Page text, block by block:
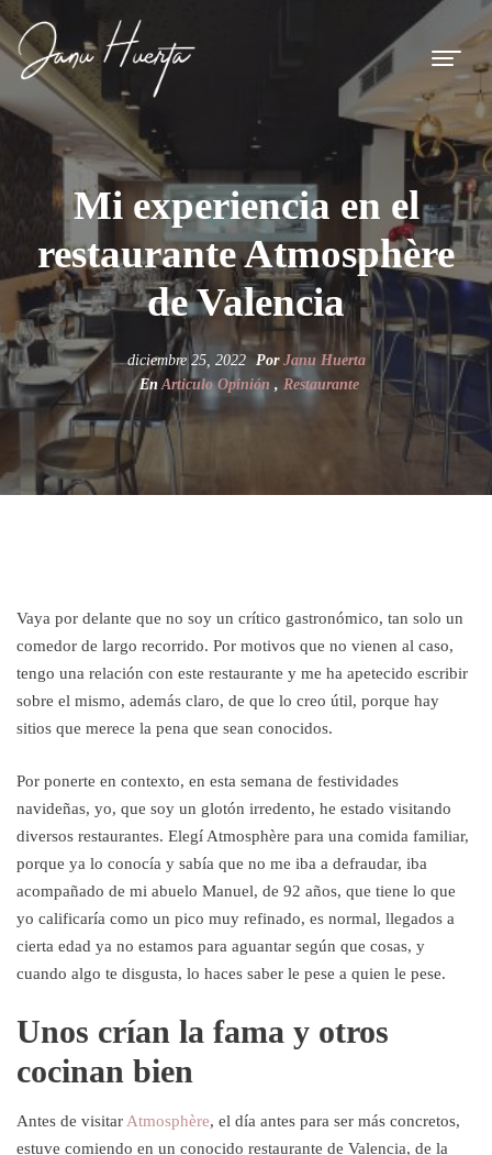
Mi experiencia en el
restaurante Atmosphère
de Valencia
diciembre 25, 2022 Por Janu Huerta
En Articulo Opinión , Restaurante
Vaya por delante que no soy un crítico gastronómico, tan solo un
comedor de largo recorrido. Por motivos que no vienen al caso,
tengo una relación con este restaurante y me ha apetecido escribir
sobre el mismo, además claro, de que lo creo útil, porque hay
sitios que merece la pena que sean conocidos.
Por ponerte en contexto, en esta semana de festividades
navideñas, yo, que soy un glotón irredento, he estado visitando
diversos restaurantes. Elegí Atmosphère para una comida familiar,
porque ya lo conocía y sabía que no me iba a defraudar, iba
acompañado de mi abuelo Manuel, de 92 años, que tiene lo que
yo calificaría como un pico muy refinado, es normal, llegados a
cierta edad ya no estamos para aguantar según que cosas, y
cuando algo te disgusta, lo haces saber le pese a quien le pese.
Unos crían la fama y otros
cocinan bien
Antes de visitar Atmosphère, el día antes para ser más concretos,
estuve comiendo en un conocido restaurante de Valencia, de la